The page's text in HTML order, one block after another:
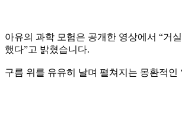
아유의 과학 모험은 공개한 영상에서 “거
했다”고 밝혔습니다.
구름 위를 유유히 날며 펼쳐지는 몽환적인